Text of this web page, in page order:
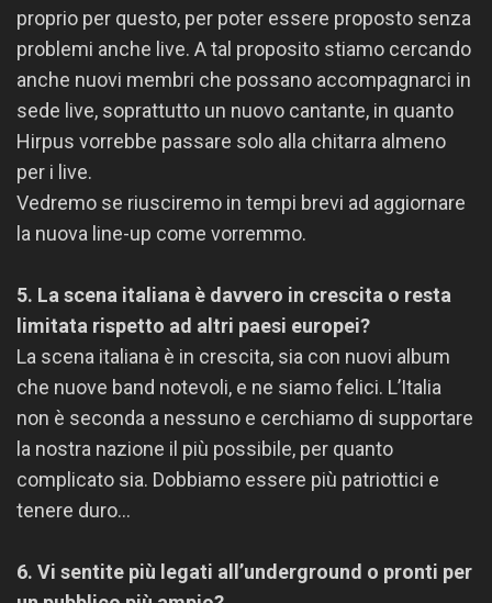
proprio per questo, per poter essere proposto senza
problemi anche live. A tal proposito stiamo cercando
anche nuovi membri che possano accompagnarci in
sede live, soprattutto un nuovo cantante, in quanto
Hirpus vorrebbe passare solo alla chitarra almeno
per i live.
Vedremo se riusciremo in tempi brevi ad aggiornare
la nuova line-up come vorremmo.
5. La scena italiana è davvero in crescita o resta
limitata rispetto ad altri paesi europei?
La scena italiana è in crescita, sia con nuovi album
che nuove band notevoli, e ne siamo felici. L’Italia
non è seconda a nessuno e cerchiamo di supportare
la nostra nazione il più possibile, per quanto
complicato sia. Dobbiamo essere più patriottici e
tenere duro…
6. Vi sentite più legati all’underground o pronti per